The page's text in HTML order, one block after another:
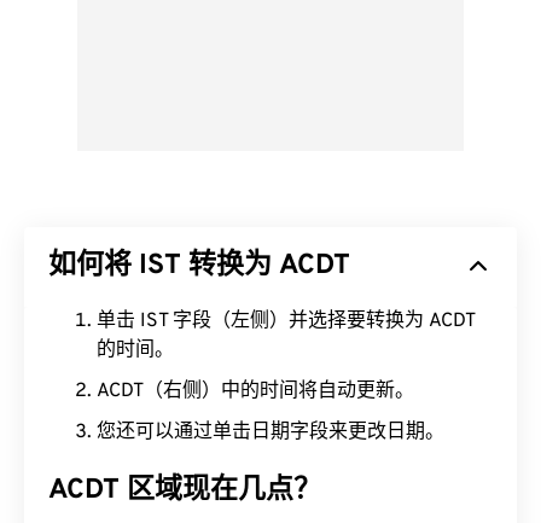
如何将 IST 转换为 ACDT
单击 IST 字段（左侧）并选择要转换为 ACDT
的时间。
ACDT（右侧）中的时间将自动更新。
您还可以通过单击日期字段来更改日期。
ACDT 区域现在几点？